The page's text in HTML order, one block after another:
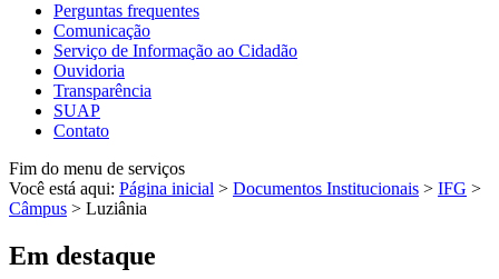
Perguntas frequentes
Comunicação
Serviço de Informação ao Cidadão
Ouvidoria
Transparência
SUAP
Contato
Fim do menu de serviços
Você está aqui: Página inicial > Documentos Institucionais > IFG >
Câmpus > Luziânia
Em destaque